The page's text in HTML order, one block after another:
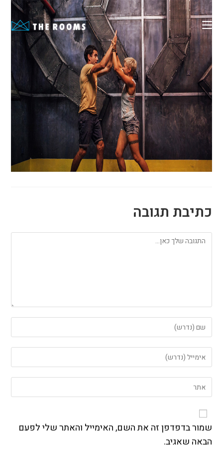
Skip
content
כתיבת תגובה
להגיב
את
שלך
או
שם
משתמש
כדי
להגיב
את
דואר
האלקטרוני
שלך
כדי
להגיב
את
אתר
האינטרנט
שלך
(אופציונלי)
שמור בדפדפן זה את השם, האימייל והאתר שלי לפעם
הבאה שאגיב.